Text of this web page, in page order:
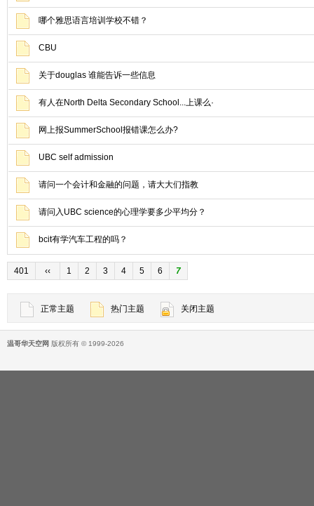
哪个雅思语言培训学校不错？
CBU
关于douglas 谁能告诉一些信息
有人在North Delta Secondary School...上课么·
网上报SummerSchool报错课怎么办?
UBC self admission
请问一个会计和金融的问题，请大大们指教
请问入UBC science的心理学要多少平均分？
bcit有学汽车工程的吗？
401 ‹‹ 1 2 3 4 5 6 7
正常主题 热门主题 关闭主题
温哥华天空网 版权所有 © 1999-2026